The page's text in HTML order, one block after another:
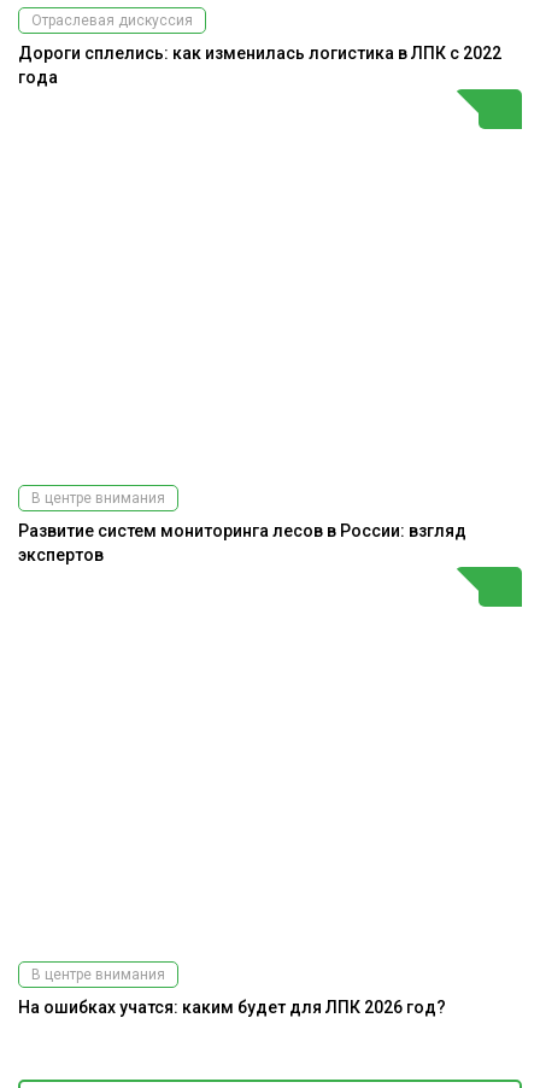
Отраслевая дискуссия
Дороги сплелись: как изменилась логистика в ЛПК с 2022
года
В центре внимания
Развитие систем мониторинга лесов в России: взгляд
экспертов
В центре внимания
На ошибках учатся: каким будет для ЛПК 2026 год?